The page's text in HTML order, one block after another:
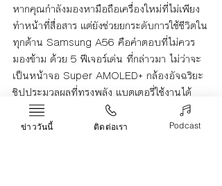
หากคุณกำลังมองหามือถือเครื่องใหม่ที่ไม่เพียง
ทำหน้าที่สื่อสาร แต่ยังช่วยยกระดับการใช้ชีวิตใน
ทุกด้าน Samsung A56 คือคำตอบที่ไม่ควร
มองข้าม ด้วย 5 ฟีเจอร์เด่น ที่กล่าวมา ไม่ว่าจะ
เป็นหน้าจอ Super AMOLED+ กล้องอัจฉริยะ
ชิปประมวลผลที่ทรงพลัง แบตเตอรี่ใช้งานได้
ยาวนาน และดีไซน์ที่พรีเมียม ทำให้สมาร์ทโฟน
รุ่นนี้กลายเป็นตัวเลือกที่เหมาะสมสำหรับคนรุ่น
ข่าววันนี้ ติดต่อเรา Podcast